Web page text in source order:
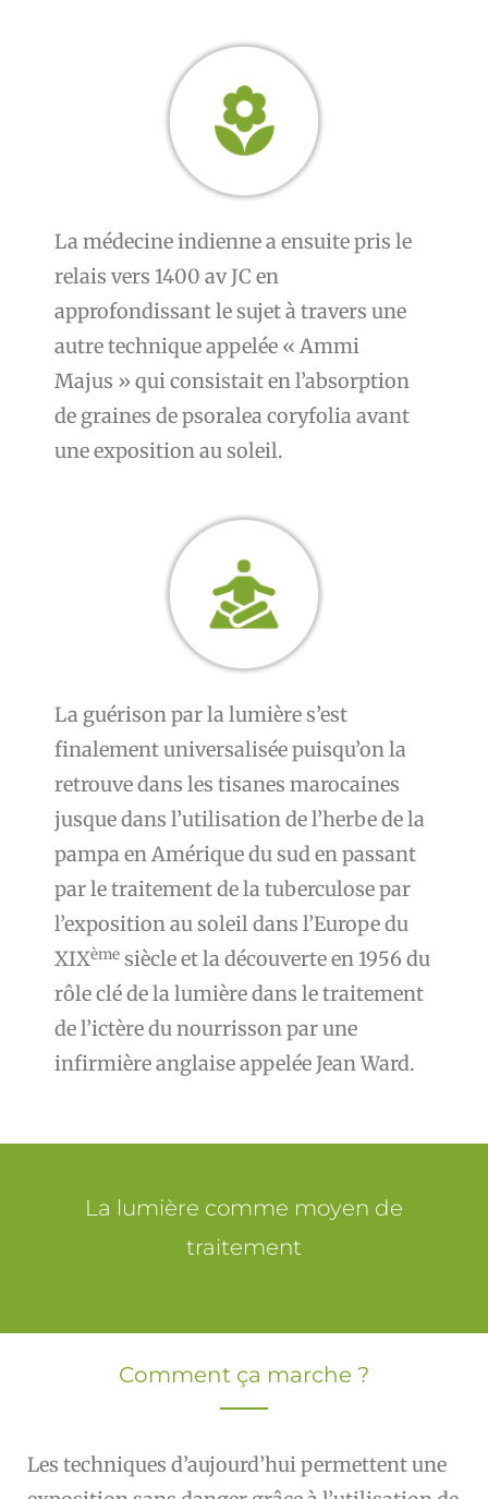
La médecine indienne a ensuite pris le
relais vers 1400 av JC en
approfondissant le sujet à travers une
autre technique appelée « Ammi
Majus » qui consistait en l’absorption
de graines de psoralea coryfolia avant
une exposition au soleil.
La guérison par la lumière s’est
finalement universalisée puisqu’on la
retrouve dans les tisanes marocaines
jusque dans l’utilisation de l’herbe de la
pampa en Amérique du sud en passant
par le traitement de la tuberculose par
l’exposition au soleil dans l’Europe du
XIXème siècle et la découverte en 1956 du
rôle clé de la lumière dans le traitement
de l’ictère du nourrisson par une
infirmière anglaise appelée Jean Ward.
La lumière comme moyen de
traitement
Comment ça marche ?
Les techniques d’aujourd’hui permettent une